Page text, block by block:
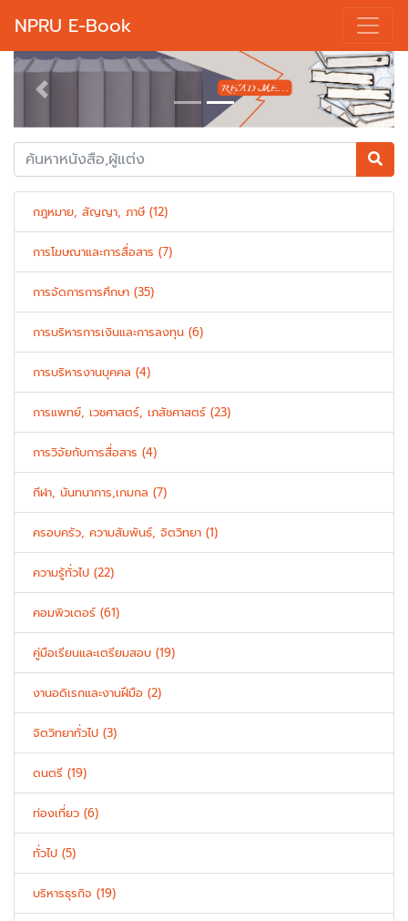
NPRU E-Book
Previous Next
กฎหมาย, สัญญา, ภาษี (12)
การโฆษณาและการสื่อสาร (7)
การจัดการการศึกษา (35)
การบริหารการเงินและการลงทุน (6)
การบริหารงานบุคคล (4)
การแพทย์, เวชศาสตร์, เภสัชศาสตร์ (23)
การวิจัยกับการสื่อสาร (4)
กีฬา, นันทนาการ,เกมกล (7)
ครอบครัว, ความสัมพันธ์, จิตวิทยา (1)
ความรู้ทั่วไป (22)
คอมพิวเตอร์ (61)
คู่มือเรียนและเตรียมสอบ (19)
งานอดิเรกและงานฝีมือ (2)
จิตวิทยาทั่วไป (3)
ดนตรี (19)
ท่องเที่ยว (6)
ทั่วไป (5)
บริหารธุรกิจ (19)